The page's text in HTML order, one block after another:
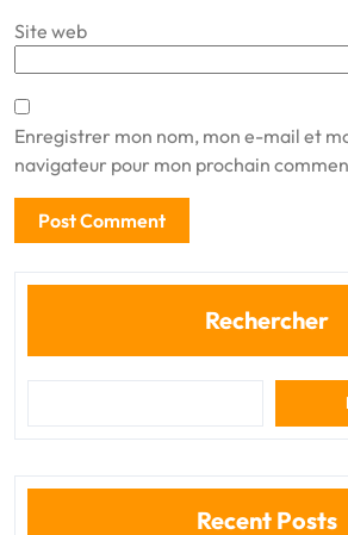
Site web
Enregistrer mon nom, mon e-mail et
navigateur pour mon prochain
Rechercher
Recent Posts